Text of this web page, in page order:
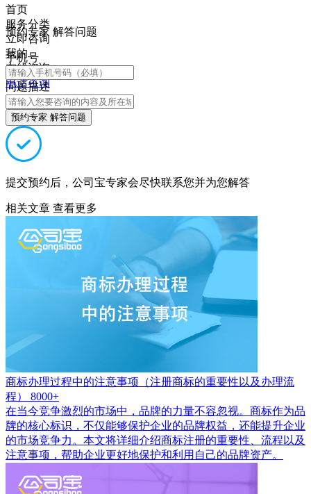
首页
服务分类
立即咨询
我的
在线咨询
电话咨询
预约专家 解答问题
手机号
问题描述
预约专家 解答问题
提交预约后，公司宝专家会尽快联系您并为您解答
相关文章 查看更多
商标办理过程中的注意事项（注册商标的重要性以及办理流
程）
8000+
在当今竞争激烈的市场中，品牌的力量不容忽视。商标作为品
牌的核心标识，不仅能够保护企业的品牌权益，还能提升企业
的市场竞争力。本文将详细介绍商标注册的重要性、流程以及
注意事项，帮助企业更好地保护和利用自己的品牌资产。